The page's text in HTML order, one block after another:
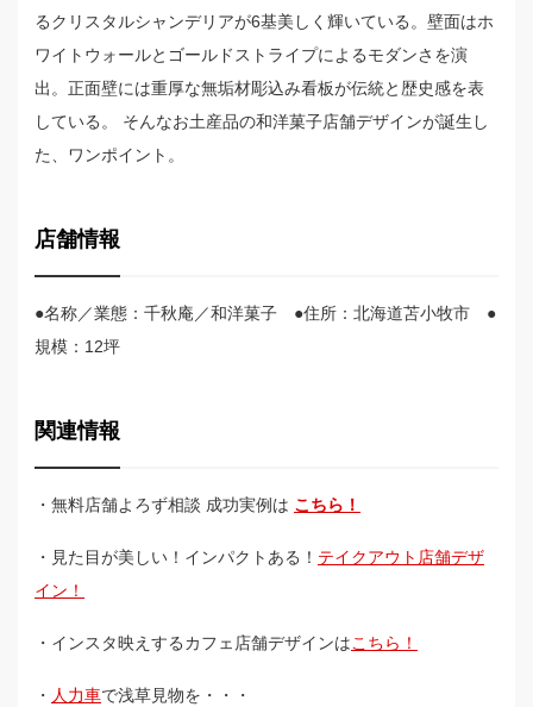
るクリスタルシャンデリアが6基美しく輝いている。壁面はホ
ワイトウォールとゴールドストライプによるモダンさを演
出。正面壁には重厚な無垢材彫込み看板が伝統と歴史感を表
している。 そんなお土産品の和洋菓子店舗デザインが誕生し
た、ワンポイント。
店舗情報
●名称／業態：千秋庵／和洋菓子 ●住所：北海道苫小牧市 ●
規模：12坪
関連情報
・無料店舗よろず相談 成功実例は こちら！
・見た目が美しい！インパクトある！ テイクアウト店舗デザ
イン！
・インスタ映えするカフェ店舗デザインはこちら！
・ 人力車で浅草見物を・・・